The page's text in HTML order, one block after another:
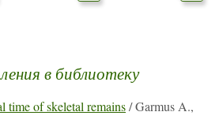
в библиотеку
time of skeletal remains/ Garmus A.,